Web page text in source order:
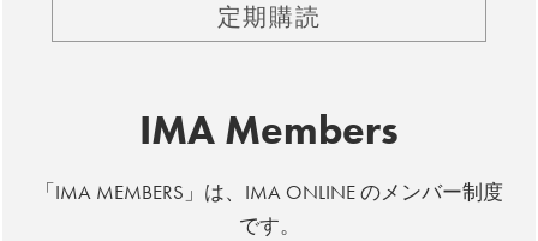
定期購読
IMA Members
「IMA MEMBERS」は、IMA ONLINE のメンバー制度
です。